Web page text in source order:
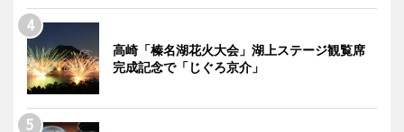
高崎「榛名湖花火大会」湖上ステージ観覧席
完成記念で「じぐろ京介」